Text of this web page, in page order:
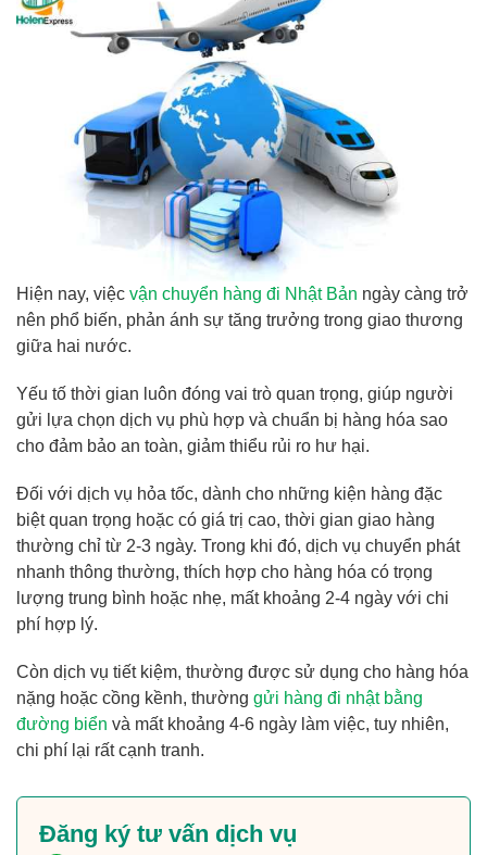
Hiện nay, việc vận chuyển hàng đi Nhật Bản ngày càng trở
nên phổ biến, phản ánh sự tăng trưởng trong giao thương
giữa hai nước.
Yếu tố thời gian luôn đóng vai trò quan trọng, giúp người
gửi lựa chọn dịch vụ phù hợp và chuẩn bị hàng hóa sao
cho đảm bảo an toàn, giảm thiểu rủi ro hư hại.
Đối với dịch vụ hỏa tốc, dành cho những kiện hàng đặc
biệt quan trọng hoặc có giá trị cao, thời gian giao hàng
thường chỉ từ 2-3 ngày. Trong khi đó, dịch vụ chuyển phát
nhanh thông thường, thích hợp cho hàng hóa có trọng
lượng trung bình hoặc nhẹ, mất khoảng 2-4 ngày với chi
phí hợp lý.
Còn dịch vụ tiết kiệm, thường được sử dụng cho hàng hóa
nặng hoặc cồng kềnh, thường gửi hàng đi nhật bằng
đường biển và mất khoảng 4-6 ngày làm việc, tuy nhiên,
chi phí lại rất cạnh tranh.
Đăng ký tư vấn dịch vụ